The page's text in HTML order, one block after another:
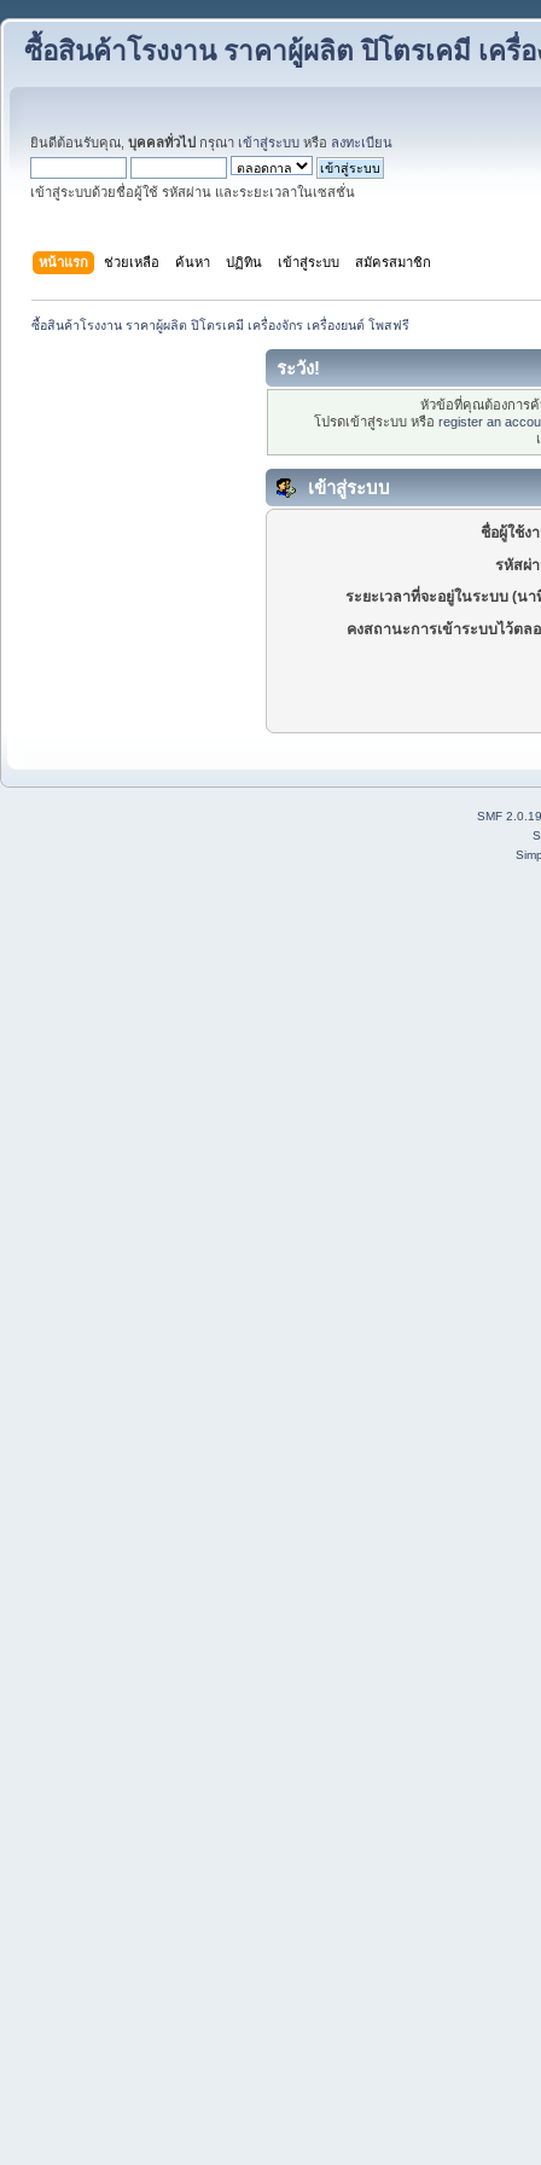
ซื้อสินค้าโรงงาน ราคาผู้ผลิต ปิโตรเคมี เครื่
ยินดีต้อนรับคุณ, บุคคลทั่วไป กรุณา เข้าสู่ระบบ หรือ ลงทะเบียน
เข้าสู่ระบบด้วยชื่อผู้ใช้ รหัสผ่าน และระยะเวลาในเซสชั่น
หน้าแรก ช่วยเหลือ ค้นหา ปฏิทิน เข้าสู่ระบบ สมัครสมาชิก
ซื้อสินค้าโรงงาน ราคาผู้ผลิต ปิโตรเคมี เครื่องจักร เครื่องยนต์ โพสฟรี
ระวัง!
หัวข้อที่คุณต้องการ
โปรดเข้าสู่ระบบ หรือ register an
เข้าสู่ระบบ
ชื่อผู้ใช้ง
รหัสผ่
ระยะเวลาที่จะอยู่ในระบบ (นา
คงสถานะการเข้าระบบไว้ตล
SMF 2.0.19